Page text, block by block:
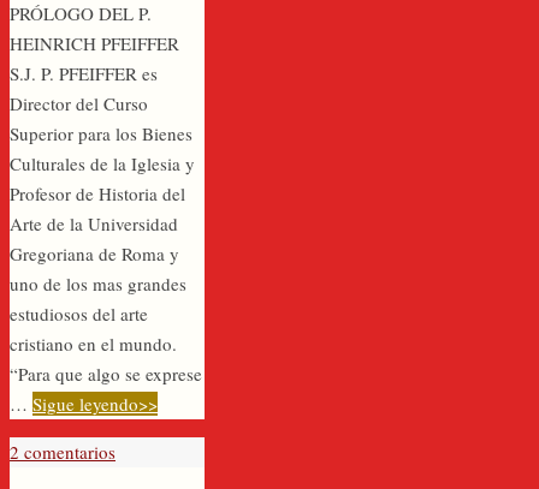
PRÓLOGO DEL P.
HEINRICH PFEIFFER
S.J. P. PFEIFFER es
Director del Curso
Superior para los Bienes
Culturales de la Iglesia y
Profesor de Historia del
Arte de la Universidad
Gregoriana de Roma y
uno de los mas grandes
estudiosos del arte
cristiano en el mundo.
“Para que algo se exprese
… Sigue leyendo>>
2 comentarios